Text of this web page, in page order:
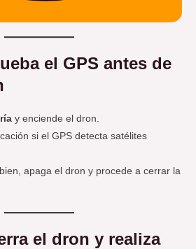
el GPS antes de
y enciende el dron.
si el GPS detecta satélites
apaga el dron y procede a cerrar la
el dron y realiza